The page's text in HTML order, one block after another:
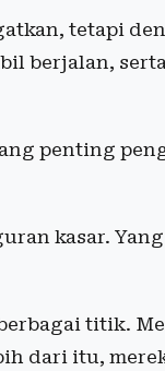
tetapi
berjalan,
penting
kasar.
titik.
dari itu,